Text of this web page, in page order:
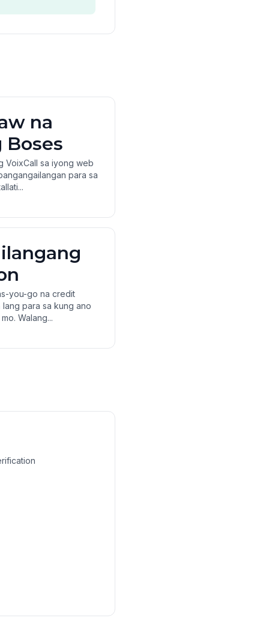
na
Boses
VoixCall sa iyong web
para sa
you-go na credit
para sa kung ano
Walang...